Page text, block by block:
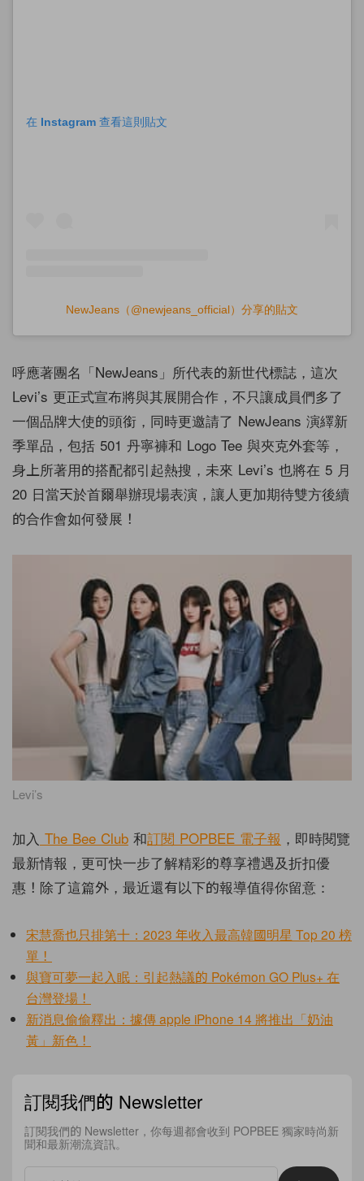
在 Instagram 查看這則貼文
NewJeans（@newjeans_official）分享的貼文
呼應著團名「NewJeans」所代表的新世代標誌，這次
Levi’s 更正式宣布將與其展開合作，不只讓成員們多了
一個品牌大使的頭銜，同時更邀請了 NewJeans 演繹新
季單品，包括 501 丹寧褲和 Logo Tee 與夾克外套等，
身上所著用的搭配都引起熱搜，未來 Levi’s 也將在 5 月
20 日當天於首爾舉辦現場表演，讓人更加期待雙方後續
的合作會如何發展！
Levi’s
加入 The Bee Club 和訂閱 POPBEE 電子報 ，即時閱覽
最新情報，更可快一步了解精彩的尊享禮遇及折扣優
惠！除了這篇外，最近還有以下的報導值得你留意：
宋慧喬也只排第十：2023 年收入最高韓國明星 Top 20 榜
單！
與寶可夢一起入眠：引起熱議的 Pokémon GO Plus+ 在
台灣登場！
新消息偷偷釋出：據傳 apple iPhone 14 將推出「奶油
黃」新色！
訂閱我們的 Newsletter
訂閱我們的 Newsletter，你每週都會收到 POPBEE 獨家時尚新
聞和最新潮流資訊。